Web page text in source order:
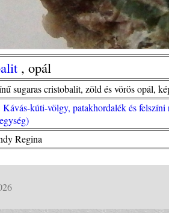
, opál
sugaras cristobalit, zöld és vörös opál,
Kávás-kúti-völgy, patakhordalék és
Regina